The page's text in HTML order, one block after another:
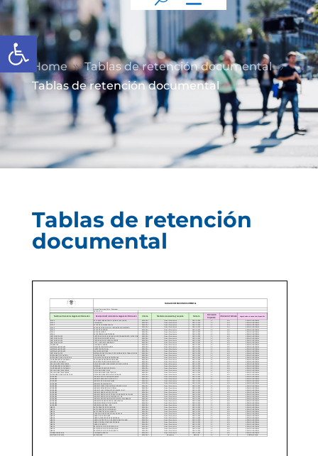
Abrir barra de herramientas
Home 9 Tablas de retención documental 9
Tablas de retención documental
Tablas de retención
documental